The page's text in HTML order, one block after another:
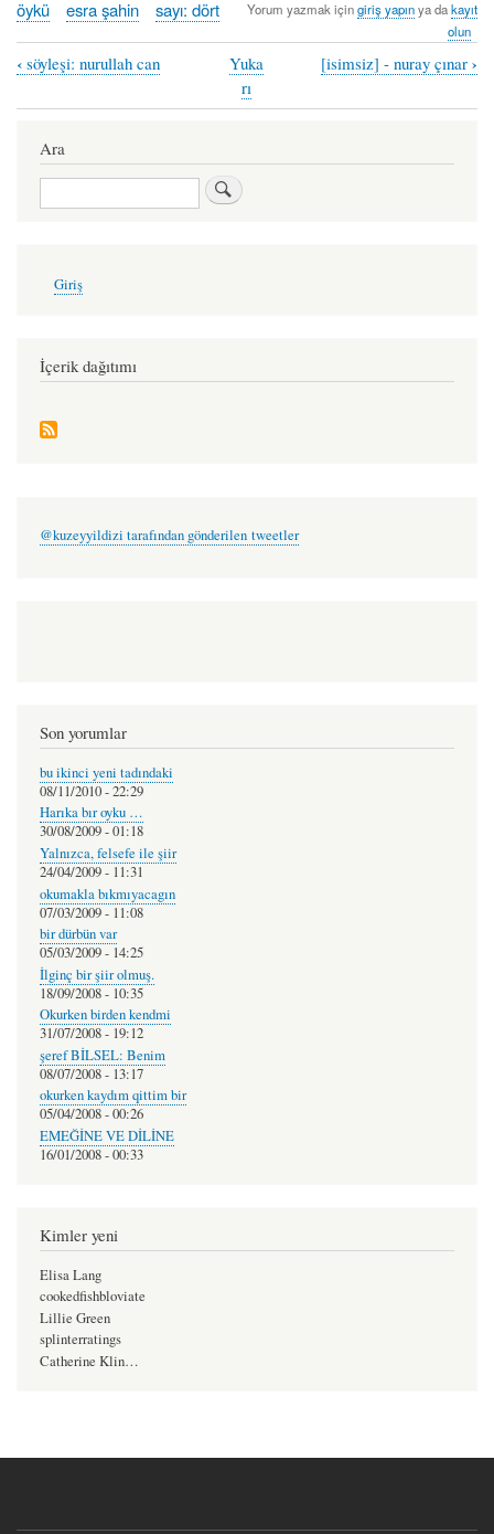
öykü esra şahin sayı: dört Yorum yazmak içingiriş yapınya dakayıt
olun
Book
traversal
links
for
bir
yaprak
hafifliği
esra
‹ söyleşi: nurullah can
Yuka
rı
[isimsiz] - nuray çınar ›
Ara
Ara
account
Giriş
İçerik dağıtımı
@kuzeyyildizi tarafından gönderilen tweetler
Son yorumlar
bu ikinci yeni tadındaki
08/11/2010 - 22:29
Harıka bır oyku …
30/08/2009 - 01:18
Yalnızca, felsefe ile şiir
24/04/2009 - 11:31
okumakla bıkmıyacagın
07/03/2009 - 11:08
bir dürbün var
05/03/2009 - 14:25
İlginç bir şiir olmuş.
18/09/2008 - 10:35
Okurken birden kendmi
31/07/2008 - 19:12
şeref BİLSEL: Benim
08/07/2008 - 13:17
okurken kaydım qittim bir
05/04/2008 - 00:26
EMEĞİNE VE DİLİNE
16/01/2008 - 00:33
Kimler yeni
Elisa Lang
cookedfishbloviate
Lillie Green
splinterratings
Catherine Klin…